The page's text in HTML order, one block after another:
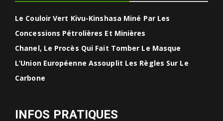
Le Couloir Vert Kivu-Kinshasa Miné Par Les
Concessions Pétrolières Et Minières
Chanel, Le Procès Qui Fait Tomber Le Masque
L’Union Européenne Assouplit Les Règles Sur Le
Carbone
INFOS PRATIQUES